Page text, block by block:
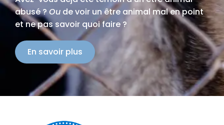
abusé ? Ou de voir un être animal mal en point
et ne pas savoir quoi faire ?
En savoir plus